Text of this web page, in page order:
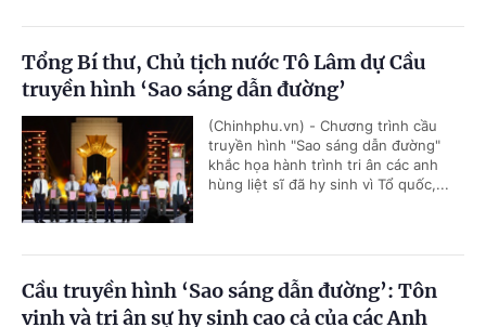
Tổng Bí thư, Chủ tịch nước Tô Lâm dự Cầu
truyền hình ‘Sao sáng dẫn đường’
(Chinhphu.vn) - Chương trình cầu
truyền hình "Sao sáng dẫn đường"
khắc họa hành trình tri ân các anh
hùng liệt sĩ đã hy sinh vì Tổ quốc,...
Cầu truyền hình ‘Sao sáng dẫn đường’: Tôn
vinh và tri ân sự hy sinh cao cả của các Anh